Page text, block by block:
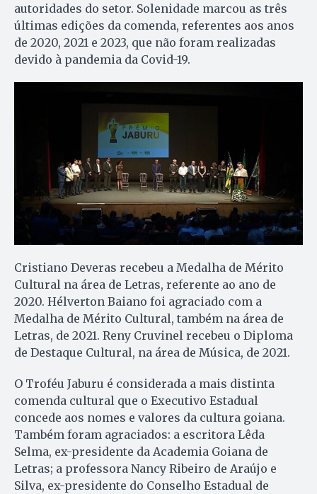
autoridades do setor. Solenidade marcou as três
últimas edições da comenda, referentes aos anos
de 2020, 2021 e 2023, que não foram realizadas
devido à pandemia da Covid-19.
Cristiano Deveras recebeu a Medalha de Mérito
Cultural na área de Letras, referente ao ano de
2020. Hélverton Baiano foi agraciado com a
Medalha de Mérito Cultural, também na área de
Letras, de 2021. Reny Cruvinel recebeu o Diploma
de Destaque Cultural, na área de Música, de 2021.
O Troféu Jaburu é considerada a mais distinta
comenda cultural que o Executivo Estadual
concede aos nomes e valores da cultura goiana.
Também foram agraciados: a escritora Lêda
Selma, ex-presidente da Academia Goiana de
Letras; a professora Nancy Ribeiro de Araújo e
Silva, ex-presidente do Conselho Estadual de